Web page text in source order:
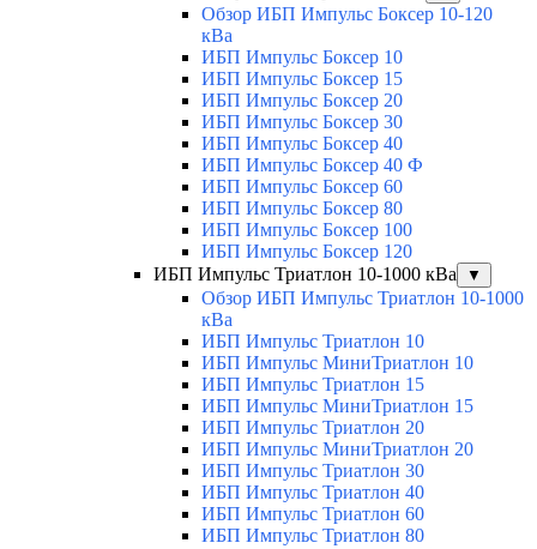
Обзор ИБП Импульс Боксер 10-120
кВа
ИБП Импульс Боксер 10
ИБП Импульс Боксер 15
ИБП Импульс Боксер 20
ИБП Импульс Боксер 30
ИБП Импульс Боксер 40
ИБП Импульс Боксер 40 Ф
ИБП Импульс Боксер 60
ИБП Импульс Боксер 80
ИБП Импульс Боксер 100
ИБП Импульс Боксер 120
ИБП Импульс Триатлон 10-1000 кВа
▼
Обзор ИБП Импульс Триатлон 10-1000
кВа
ИБП Импульс Триатлон 10
ИБП Импульс МиниТриатлон 10
ИБП Импульс Триатлон 15
ИБП Импульс МиниТриатлон 15
ИБП Импульс Триатлон 20
ИБП Импульс МиниТриатлон 20
ИБП Импульс Триатлон 30
ИБП Импульс Триатлон 40
ИБП Импульс Триатлон 60
ИБП Импульс Триатлон 80